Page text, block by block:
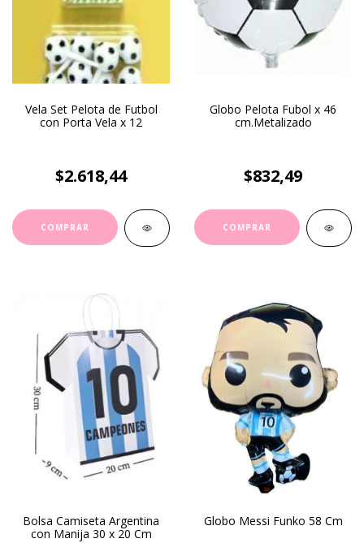
Vela Set Pelota de Futbol
con Porta Vela x 12
$2.618,44
Globo Pelota Fubol x 46
cm.Metalizado
$832,49
Bolsa Camiseta Argentina
con Manija 30 x 20 Cm
Globo Messi Funko 58 Cm